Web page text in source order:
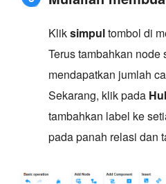
Kliksimpultombol di
Terus tambahkan node
mendapatkan jumlah
Sekarang, klik pada
tambahkan label ke
pada panah relasi dan